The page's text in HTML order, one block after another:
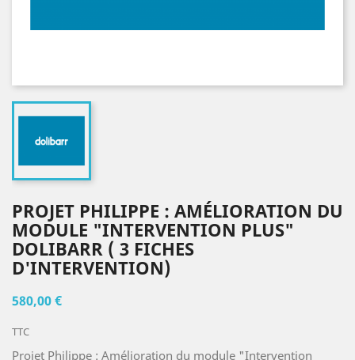
PROJET PHILIPPE : AMÉLIORATION DU
MODULE "INTERVENTION PLUS"
DOLIBARR ( 3 FICHES
D'INTERVENTION)
580,00 €
TTC
Projet Philippe : Amélioration du module "Intervention